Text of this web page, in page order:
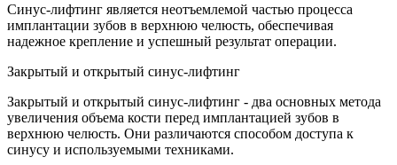
Синус-лифтинг является неотъемлемой частью процесса
имплантации зубов в верхнюю челюсть, обеспечивая
надежное крепление и успешный результат операции.
Закрытый и открытый синус-лифтинг
Закрытый и открытый синус-лифтинг - два основных метода
увеличения объема кости перед имплантацией зубов в
верхнюю челюсть. Они различаются способом доступа к
синусу и используемыми техниками.